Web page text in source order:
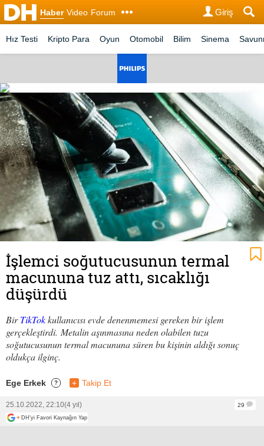
Haber Video Forum Giriş
Hız Testi Kripto Para Oyun Otomobil Bilim Sinema
İşlemci soğutucusunun termal
macununa tuz attı, sıcaklığı
düşürdü
BirTikTokkullanıcısı evde denenmemesi gereken bir işlem
gerçekleştirdi. Metalin aşınmasına neden olabilen tuzu
soğutucusunun termal macununa süren bu kişinin aldığı sonuç
oldukça ilginç.
Ege Erkek ? + Takip Et
25.10.2022, 22:10(4 yıl)
29
+ DH'yi Favori Kaynağın Yap